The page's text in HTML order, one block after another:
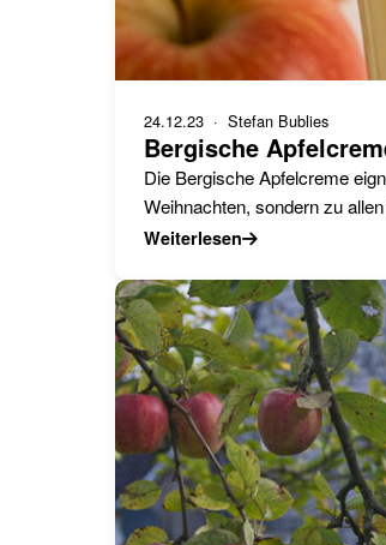
24.12.23 · Stefan Bublies
Bergische
Die Bergische Apfelcreme
Weihnachten, sondern zu
Weiterlesen